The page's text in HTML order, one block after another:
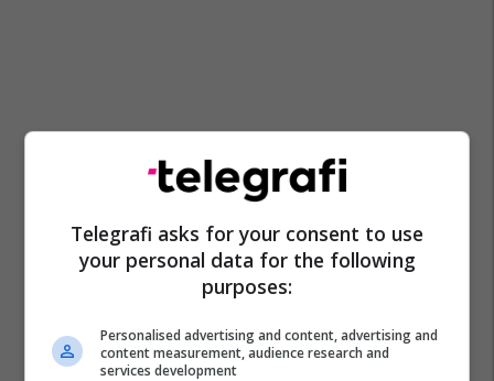
Telegrafi asks for your consent to use
your personal data for the following
purposes:
Personalised advertising and content, advertising and
content measurement, audience research and
services development